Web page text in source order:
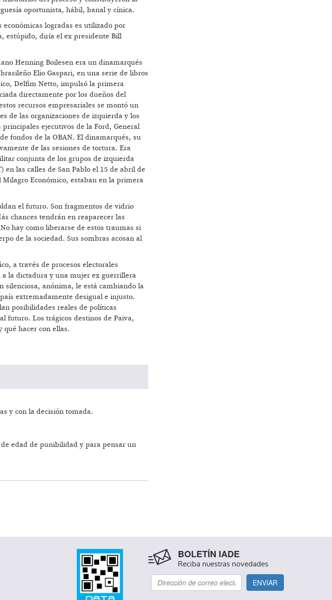
oportunista, hábil, banal y cínica.
logradas es utilizado por
estúpido, diría el ex presidente Bill
Henning Boilesen era un dinamarqués
Elio Gaspari, en una serie de libros
Delfim Netto, impulsó la primera
directamente por los dueños del
recursos empresariales se montó un
de las organizaciones de izquierda y los
ejecutivos de la Ford, General
fondos de la OBAN. El dinamarqués, su
de las sesiones de tortura. Era
conjunta de los grupos de izquierda
las calles de San Pablo el 15 de abril de
Económico, estaban en la primera
el futuro. Son fragmentos de vidrio
chances tendrán en reaparecer las
hay como liberarse de estos traumas si
de la sociedad. Sus sombras acosan al
a través de procesos electorales
la dictadura y una mujer ex guerrillera
silenciosa, anónima, le está cambiando la
extremadamente desigual e injusto.
posibilidades reales de políticas
futuro. Los trágicos destinos de Paiva,
qué hacer con ellas.
y con la decisión tomada.
edad de punibilidad y para pensar un
BOLETÍN IADE
Reciba nuestras novedades
ENVIAR